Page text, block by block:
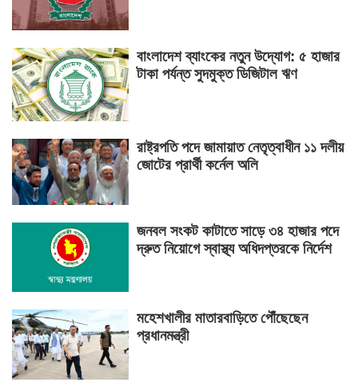
বাংলাদেশ ব্যাংকের নতুন উদ্যোগ: ৫ হাজার
টাকা পর্যন্ত সুদমুক্ত ডিজিটাল ঋণ
রাষ্ট্রপতি পদে জামায়াত নেতৃত্বাধীন ১১ দলীয়
জোটের প্রার্থী কর্নেল অলি
জনবল সংকট কাটাতে সাড়ে ৩৪ হাজার পদে
দ্রুত নিয়োগে স্বাস্থ্য অধিদপ্তরকে নির্দেশ
মহেশখালীর মাতারবাড়িতে পৌঁছেছেন
প্রধানমন্ত্রী